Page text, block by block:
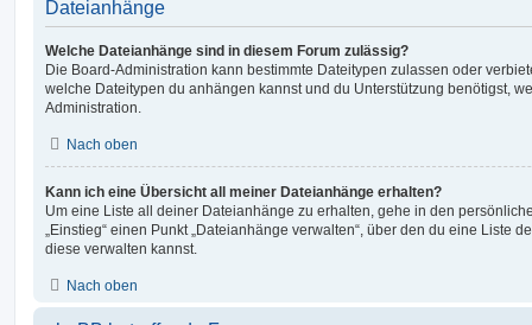
Dateianhänge
Welche Dateianhänge sind in diesem Forum zulässig?
Die Board-Administration kann bestimmte Dateitypen zulassen oder
welche Dateitypen du anhängen kannst und du Unterstützung benötigst,
Administration.
Nach oben
Kann ich eine Übersicht all meiner Dateianhänge erhalten?
Um eine Liste all deiner Dateianhänge zu erhalten, gehe in den
„Einstieg“ einen Punkt „Dateianhänge verwalten“, über den du eine Liste
diese verwalten kannst.
Nach oben